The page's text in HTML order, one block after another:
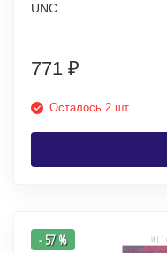
UNC
771 ₽
Осталось 2 шт.
- 57 %